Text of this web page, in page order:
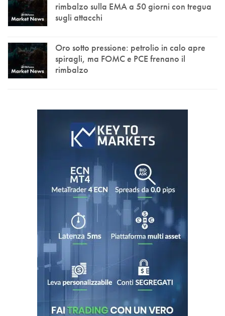
rimbalzo sulla EMA a 50 giorni con tregua
sugli attacchi
Oro sotto pressione: petrolio in calo apre
spiragli, ma FOMC e PCE frenano il
rimbalzo